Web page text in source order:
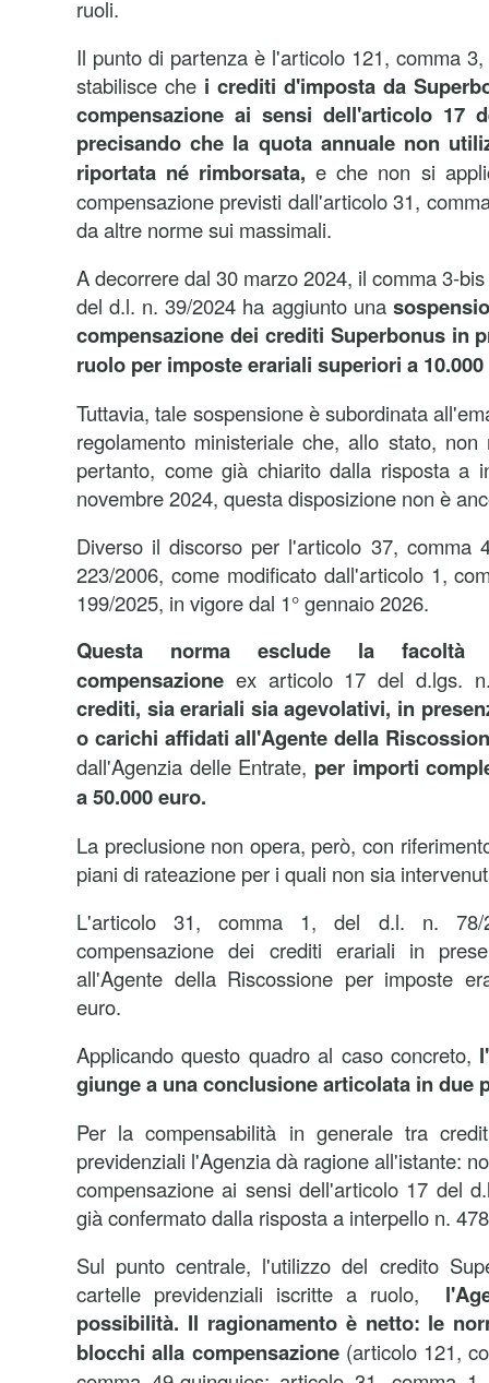
ruoli.
Il punto di partenza è l'articolo 121, comma
stabilisce che i crediti d'imposta da
compensazione ai sensi dell'articolo 17
precisando che la quota annuale non
riportata né rimborsata,e che non si
compensazione previsti dall'articolo 31,
da altre norme sui massimali.
A decorrere dal 30 marzo 2024, il comma 3-
del d.l. n. 39/2024 ha aggiunto una
compensazione dei crediti Superbonus in
ruolo per imposte erariali superiori a
Tuttavia, tale sospensione è subordinata
regolamento ministeriale che, allo stato, non
pertanto, come già chiarito dalla risposta a
novembre 2024, questa disposizione non è
Diverso il discorso per l'articolo 37, comma
223/2006, come modificato dall'articolo 1,
199/2025, in vigore dal 1° gennaio 2026.
Questa norma esclude la facoltà
compensazione ex articolo 17 del d.lgs.
crediti, sia erariali sia agevolativi, in
o carichi affidati all'Agente della
dall'Agenzia delle Entrate, per importi
a 50.000 euro.
La preclusione non opera, però, con
piani di rateazione per i quali non sia
L'articolo 31, comma 1, del d.l. n. 78/
compensazione dei crediti erariali in
all'Agente della Riscossione per imposte
euro.
Applicando questo quadro al caso concreto,
giunge a una conclusione articolata in due
Per la compensabilità in generale tra
previdenziali l'Agenzia dà ragione all'istante:
compensazione ai sensi dell'articolo 17 del
già confermato dalla risposta a interpello n.
Sul punto centrale, l'utilizzo del credito
cartelle previdenziali iscritte a ruolo,
possibilità. Il ragionamento è netto: le
blocchi alla compensazione(articolo 121,